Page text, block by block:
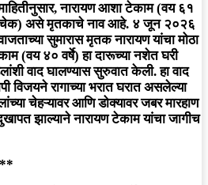
नारायण आशा टेकाम (वय ६१
चेक) असे मृतकाचे नाव आहे. ४ जून २०२६
सुमारास मृतक नारायण यांचा मोठा
(वय ४० वर्षे) हा दारूच्या नशेत घरी
वाद घालण्यास सुरुवात केली. हा वाद
विजयने रागाच्या भरात घरात असलेल्या
चेहऱ्यावर आणि डोक्यावर जबर मारहाण
झाल्याने नारायण टेकाम यांचा जागीच